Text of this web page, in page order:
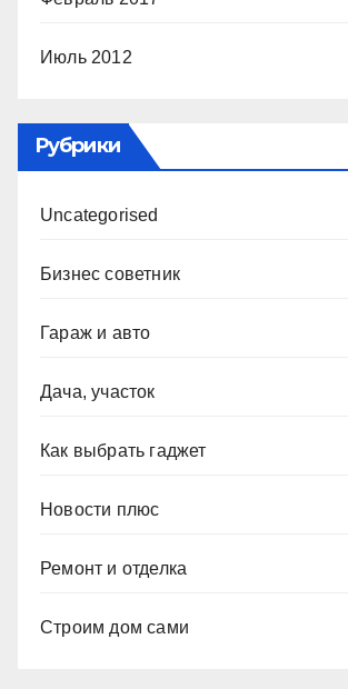
Июль 2012
Рубрики
Uncategorised
Бизнес советник
Гараж и авто
Дача, участок
Как выбрать гаджет
Новости плюс
Ремонт и отделка
Строим дом сами